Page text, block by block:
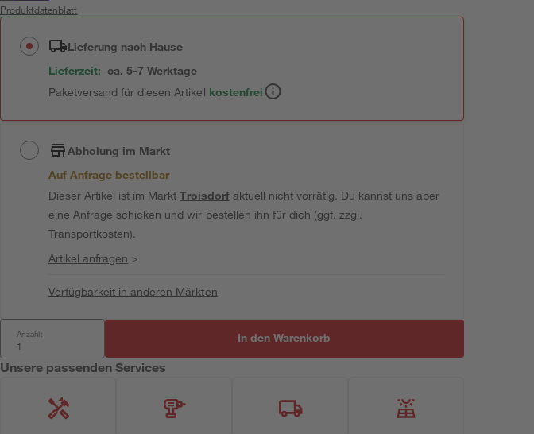
Produktdatenblatt
Lieferung nach Hause
Lieferzeit: ca. 5-7 Werktage
Paketversand für diesen Artikel kostenfrei
Abholung im Markt
Auf Anfrage bestellbar
Dieser Artikel ist im MarktTroisdorfaktuell nicht vorrätig. Du kannst uns aber
eine Anfrage schicken und wir bestellen ihn für dich (ggf. zzgl.
Transportkosten).
Artikel anfragen >
Verfügbarkeit in anderen Märkten
Anzahl: In den Warenkorb
Unsere passenden Services